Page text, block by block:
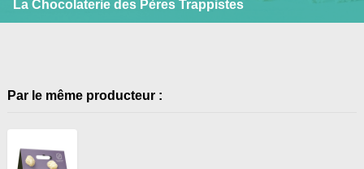
La Chocolaterie des Pères Trappistes
Par le même producteur :